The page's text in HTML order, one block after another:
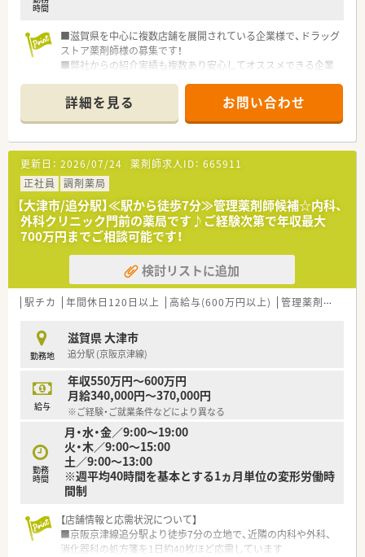
時間
■滋賀県を中心に複数店舗を展開されている企業様で、ドラッグ
ストア薬剤師様の募集です！
■弊社からの紹介実績も複数あり安心してオススメできる企業
■土日祝、大型連休などを含めて週1～5日ご勤務頂ける方歓迎！
時間は14時～21時の遅番メインです♪
詳細を見る お問い合わせ
更新日： 2026/07/24 薬剤師求人ID： 665911
正社員
調剤薬局
【大津市/追分駅】≪駅から徒歩7分≫管理薬剤師候補☆内科、
外科クリニック門前の薬局です♪ご経験次第で年収最大
700万円までご相談可能です！
検討リストに追加
駅チカ 年間休日120日以上 高給与(600万円以上) 管理薬剤師
勤務地
滋賀県 大津市
追分駅 (京阪京津線)
給与
年収550万円～600万円
月給340,000円～370,000円
※ご経験・ご就業条件などにより異なる
勤務
時間
月・水・金／9:00～19:00
火・木／9:00～15:00
土／9:00～13:00
※週平均40時間を基本とする1ヵ月単位の変形労働時
間制
【店舗情報と応需状況について】
■京阪京津線追分駅より徒歩7分の立地で、近隣の内科や外科、
消化器科の処方箋を1日約40枚ほど応需しています